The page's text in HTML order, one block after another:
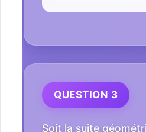
QUESTION 3
Soit la suite